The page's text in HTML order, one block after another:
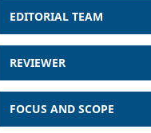
EDITORIAL TEAM
REVIEWER
FOCUS AND SCOPE